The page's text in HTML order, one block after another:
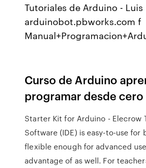
Tutoriales de Arduino - Luis
arduinobot.pbworks.com f
Curso de Arduino
programar desde cero
Starter Kit for Arduino - Elecrow
Software (IDE) is easy-to-use for
flexible enough for advanced
advantage of as well. For